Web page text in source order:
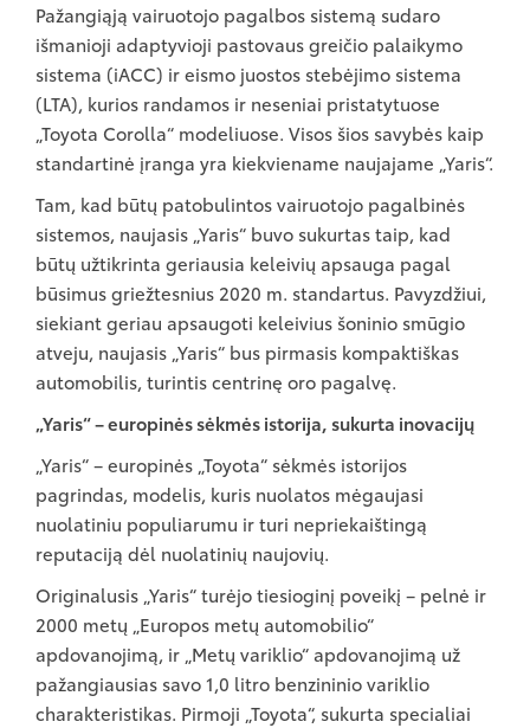
Pažangiąją vairuotojo pagalbos sistemą sudaro
išmanioji adaptyvioji pastovaus greičio palaikymo
sistema (iACC) ir eismo juostos stebėjimo sistema
(LTA), kurios randamos ir neseniai pristatytuose
„Toyota Corolla“ modeliuose. Visos šios savybės kaip
standartinė įranga yra kiekviename naujajame „Yaris“.
Tam, kad būtų patobulintos vairuotojo pagalbinės
sistemos, naujasis „Yaris“ buvo sukurtas taip, kad
būtų užtikrinta geriausia keleivių apsauga pagal
būsimus griežtesnius 2020 m. standartus. Pavyzdžiui,
siekiant geriau apsaugoti keleivius šoninio smūgio
atveju, naujasis „Yaris“ bus pirmasis kompaktiškas
automobilis, turintis centrinę oro pagalvę.
„Yaris“ – europinės sėkmės istorija, sukurta inovacijų
„Yaris“ – europinės „Toyota“ sėkmės istorijos
pagrindas, modelis, kuris nuolatos mėgaujasi
nuolatiniu populiarumu ir turi nepriekaištingą
reputaciją dėl nuolatinių naujovių.
Originalusis „Yaris“ turėjo tiesioginį poveikį – pelnė ir
2000 metų „Europos metų automobilio“
apdovanojimą, ir „Metų variklio“ apdovanojimą už
pažangiausias savo 1,0 litro benzininio variklio
charakteristikas. Pirmoji „Toyota“, sukurta specialiai